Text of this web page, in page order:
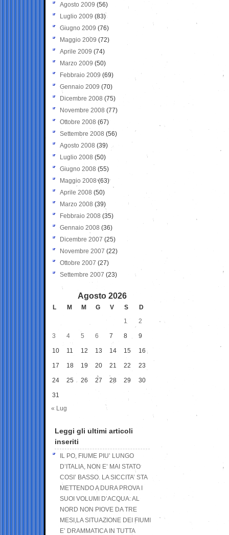
Agosto 2009 (56)
Luglio 2009 (83)
Giugno 2009 (76)
Maggio 2009 (72)
Aprile 2009 (74)
Marzo 2009 (50)
Febbraio 2009 (69)
Gennaio 2009 (70)
Dicembre 2008 (75)
Novembre 2008 (77)
Ottobre 2008 (67)
Settembre 2008 (56)
Agosto 2008 (39)
Luglio 2008 (50)
Giugno 2008 (55)
Maggio 2008(63)
Aprile 2008 (50)
Marzo 2008 (39)
Febbraio 2008 (35)
Gennaio 2008 (36)
Dicembre 2007 (25)
Novembre 2007 (22)
Ottobre 2007 (27)
Settembre 2007 (23)
Agosto 2026
L M M G V S
D
1
2
3 4 5 6 7 8 9
10 11 12 13 14 15 16
17 18 19 20 21 22 23
24 25 26 27 28 29 30
31
« Lug
Leggi gli ultimi articoli
inseriti
IL PO, FIUME PIU’ LUNGO
D’ITALIA, NON E’ MAI STATO
COSI’ BASSO. LA SICCITA’ STA
METTENDO A DURA PROVA I
SUOI VOLUMI D’ACQUA: AL
NORD NON PIOVE DA TRE
MESI,LA SITUAZIONE DEI FIUMI
E’ DRAMMATICA IN TUTTA